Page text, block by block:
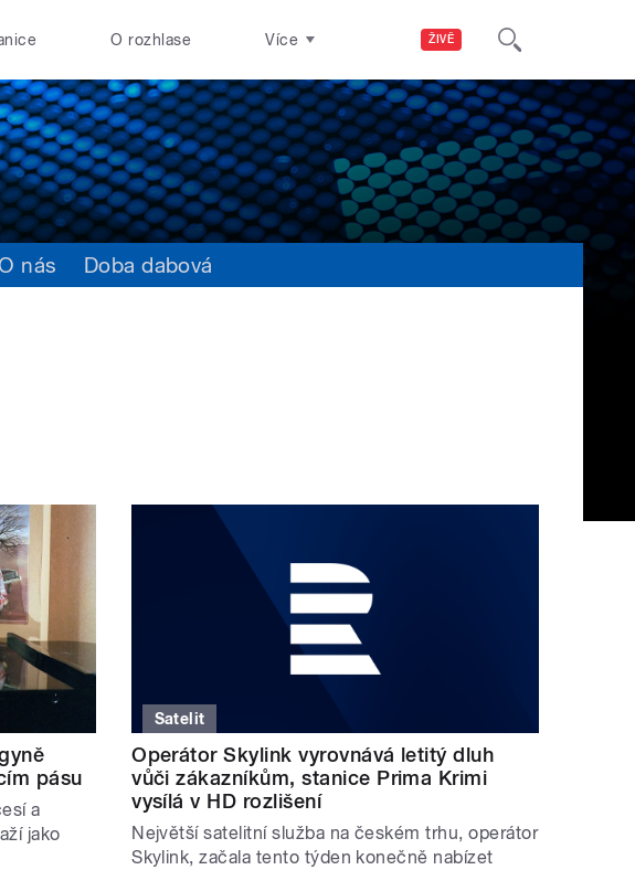
ŽIVĚ
O rozhlase Více
nás Doba dabová
pásu
a
jako
Satelit
Operátor Skylink vyrovnává letitý dluh
vůči zákazníkům, stanice Prima Krimi
vysílá v HD rozlišení
Největší satelitní služba na českém trhu, operátor
Skylink, začala tento týden konečně nabízet